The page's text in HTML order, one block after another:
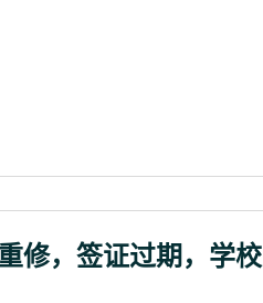
修，签证过期，学校